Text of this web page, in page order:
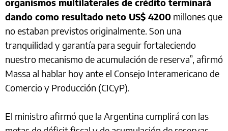
organismos multilaterales de crédito terminará
dando como resultado neto US$ 4200 millones que
no estaban previstos originalmente. Son una
tranquilidad y garantía para seguir fortaleciendo
nuestro mecanismo de acumulación de reserva”, afirmó
Massa al hablar hoy ante el Consejo Interamericano de
Comercio y Producción (CICyP).
El ministro afirmó que la Argentina cumplirá con las